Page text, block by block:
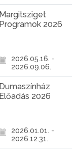
Margitsziget
Programok 2026
2026.05.16. -
2026.09.06.
Dumaszínház
Előadás 2026
2026.01.01. -
2026.12.31.